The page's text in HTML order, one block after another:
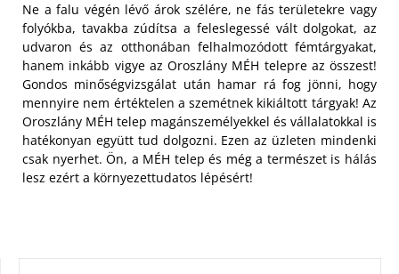
Ne a falu végén lévő árok szélére, ne fás területekre vagy
folyókba, tavakba zúdítsa a feleslegessé vált dolgokat, az
udvaron és az otthonában felhalmozódott fémtárgyakat,
hanem inkább vigye az Oroszlány MÉH telepre az összest!
Gondos minőségvizsgálat után hamar rá fog jönni, hogy
mennyire nem értéktelen a szemétnek kikiáltott tárgyak! Az
Oroszlány MÉH telep magánszemélyekkel és vállalatokkal is
hatékonyan együtt tud dolgozni. Ezen az üzleten mindenki
csak nyerhet. Ön, a MÉH telep és még a természet is hálás
lesz ezért a környezettudatos lépésért!